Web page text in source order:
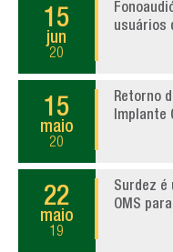
15
jun
20
usuários
15
maio
20
Retorno
Implante
22
maio
19
Surdez é
OMS